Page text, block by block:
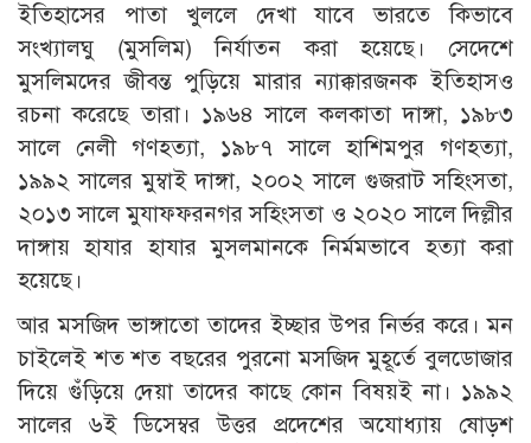
ইতিহাসের পাতা খুললে দেখা যাবে ভারতে কিভাবে
সংখ্যালঘু (মুসলিম) নির্যাতন করা হয়েছে। সেদেশে
মুসলিমদের জীবন্ত পুড়িয়ে মারার ন্যাক্কারজনক ইতিহাসও
রচনা করেছে তারা। ১৯৬৪ সালে কলকাতা দাঙ্গা, ১৯৮৩
সালে নেলী গণহত্যা, ১৯৮৭ সালে হাশিমপুর গণহত্যা,
১৯৯২ সালের মুম্বাই দাঙ্গা, ২০০২ সালে গুজরাট সহিংসতা,
২০১৩ সালে মুযাফফরনগর সহিংসতা ও ২০২০ সালে দিল্লীর
দাঙ্গায় হাযার হাযার মুসলমানকে নির্মমভাবে হত্যা করা
হয়েছে।
আর মসজিদ ভাঙ্গাতো তাদের ইচ্ছার উপর নির্ভর করে। মন
চাইলেই শত শত বছরের পুরনো মসজিদ মুহূর্তে বুলডোজার
দিয়ে গুঁড়িয়ে দেয়া তাদের কাছে কোন বিষয়ই না। ১৯৯২
সালের ৬ই ডিসেম্বর উত্তর প্রদেশের অযোধ্যায় ষোড়শ